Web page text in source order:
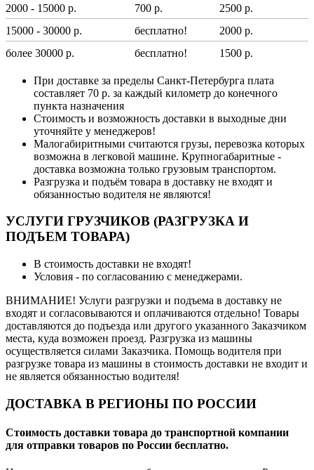
2000 - 15000 р.
700 р.
2500 р.
15000 - 30000 р.
бесплатно!
2000 р.
более 30000 р.
бесплатно! 1500 р.
При доставке за пределы Санкт-Петербурга плата
составляет 70 р. за каждый километр до конечного
пункта назначения
Стоимость и возможность доставки в выходные дни
уточняйте у менеджеров!
Малогабиритными считаются грузы, перевозка которых
возможна в легковой машине. Крупногабаритные -
доставка возможна только грузовым транспортом.
Разгрузка и подъём товара в доставку не входят и
обязанностью водителя не являются!
УСЛУГИ ГРУЗЧИКОВ (РАЗГРУЗКА И
ПОДЪЕМ ТОВАРА)
В стоимость доставки не входят!
Условия - по согласованию с менеджерами.
ВНИМАНИЕ! Услуги разгрузки и подъема в доставку не
входят и согласовываются и оплачиваются отдельно! Товары
доставляются до подъезда или другого указанного Заказчиком
места, куда возможен проезд. Разгрузка из машины
осуществляется силами Заказчика. Помощь водителя при
разгрузке товара из машины в стоимость доставки не входит и
не является обязанностью водителя!
ДОСТАВКА В РЕГИОНЫ ПО РОССИИ
Стоимость доставки товара до транспортной компании
для отправки товаров по России бесплатно.